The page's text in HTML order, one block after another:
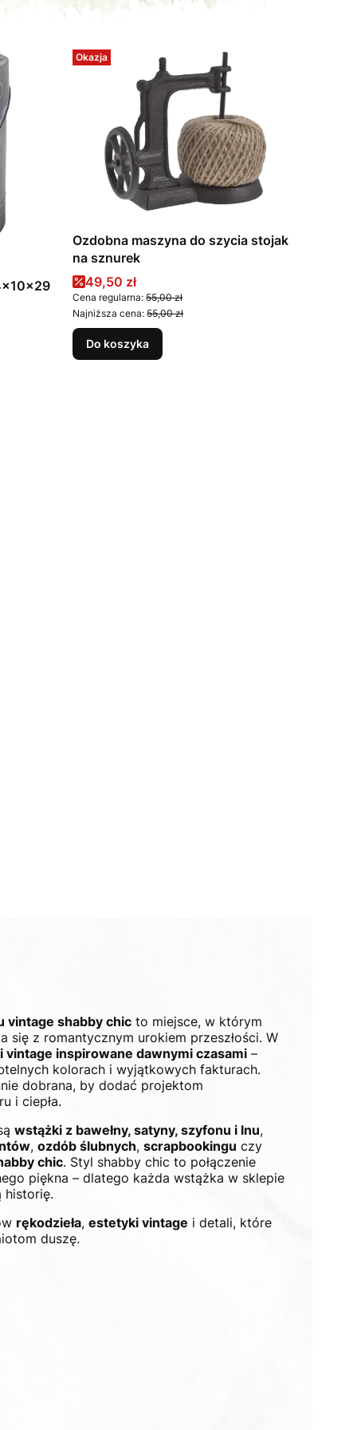
Okazja
Ozdobna maszyna do szycia stojak
na sznurek
Cena promocyjna
49,50 zł
Cena regularna: 55,00 zł
Najniższa cena: 55,00 zł
Do koszyka
vintage shabby chic to miejsce, w którym
się z romantycznym urokiem przeszłości. W
vintage inspirowane dawnymi czasami –
kolorach i wyjątkowych fakturach.
dobrana, by dodać projektom
i ciepła.
wstążki z bawełny, satyny, szyfonu i lnu,
, ozdób ślubnych, scrapbookingu czy
chic. Styl shabby chic to połączenie
piękna – dlatego każda wstążka w sklepie
historię.
rękodzieła, estetyki vintage i detali, które
duszę.